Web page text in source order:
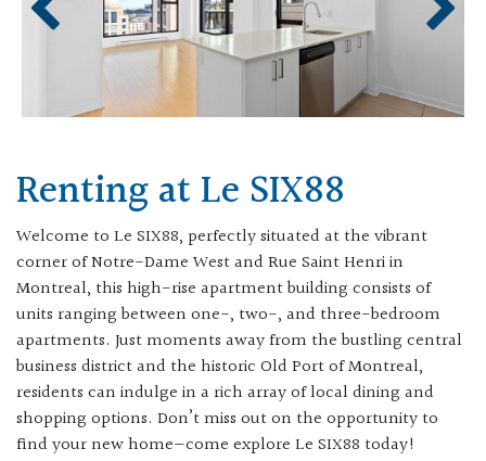
Renting at Le SIX88
Welcome to Le SIX88, perfectly situated at the vibrant
corner of Notre-Dame West and Rue Saint Henri in
Montreal, this high-rise apartment building consists of
units ranging between one-, two-, and three-bedroom
apartments. Just moments away from the bustling central
business district and the historic Old Port of Montreal,
residents can indulge in a rich array of local dining and
shopping options. Don’t miss out on the opportunity to
find your new home—come explore Le SIX88 today!